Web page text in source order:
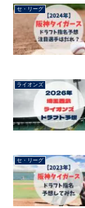
セ・リーグ
ライオンズ
セ・リーグ